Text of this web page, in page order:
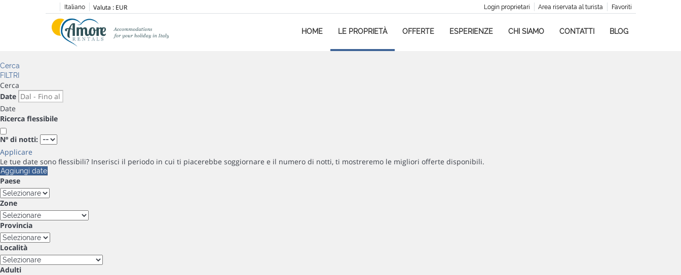
Italiano Valuta : EUR Favoriti
Area riservata al turista
Login proprietari
HOME LE PROPRIETÀ OFFERTE ESPERIENZE CHI SIAMO CONTATTI BLOG
Cerca
FILTRI
Cerca
Date
Date
Ricerca flessibile
Nº di notti:
Applicare
Le tue date sono flessibili? Inserisci il periodo in cui ti piacerebbe soggiornare e il numero di notti, ti mostreremo le migliori offerte disponibili.
Aggiungi date
Paese
Zone
Provincia
Località
Adulti